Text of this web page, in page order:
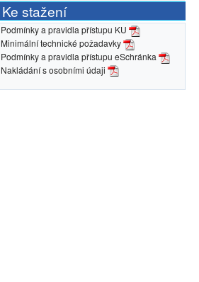
Ke stažení
Podmínky a pravidla přístupu KU
Minimální technické požadavky
Podmínky a pravidla přístupu eSchránka
Nakládání s osobními údaji